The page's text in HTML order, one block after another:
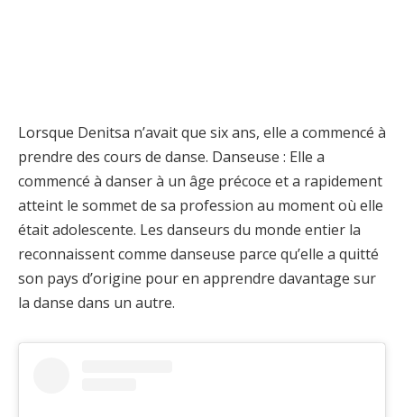
Lorsque Denitsa n’avait que six ans, elle a commencé à
prendre des cours de danse. Danseuse : Elle a
commencé à danser à un âge précoce et a rapidement
atteint le sommet de sa profession au moment où elle
était adolescente. Les danseurs du monde entier la
reconnaissent comme danseuse parce qu’elle a quitté
son pays d’origine pour en apprendre davantage sur
la danse dans un autre.